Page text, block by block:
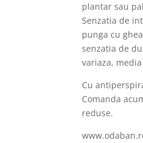
plantar sau
Senzatia de
punga cu
senzatia de
variaza,
Cu
Comanda
reduse.